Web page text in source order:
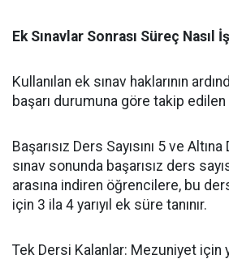
Ek Sınavlar Sonrası Süreç Nasıl
​Kullanılan ek sınav haklarının
başarı durumuna göre takip edilen
​Başarısız Ders Sayısını 5 ve
sınav sonunda başarısız ders
arasına indiren öğrencilere, bu
için 3 ila 4 yarıyıl ek süre tanınır.
​Tek Dersi Kalanlar: Mezuniyet için